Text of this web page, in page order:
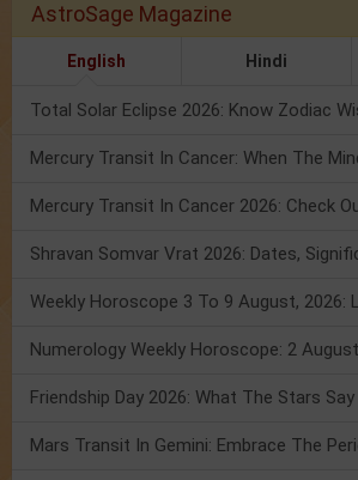
AstroSage Magazine
English Hindi
Total Solar Eclipse 2026: Know Zodiac
Numerology Weekly Horoscope: 2